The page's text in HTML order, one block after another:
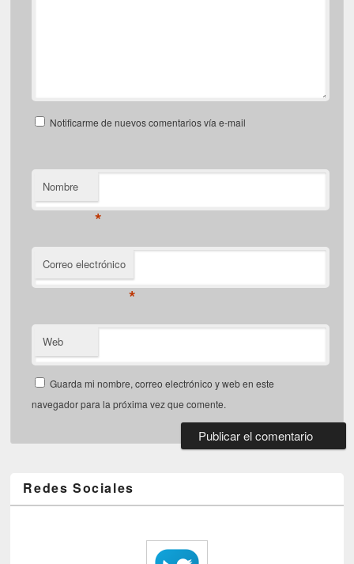
Notificarme de nuevos comentarios vía e-mail
Nombre
*
Correo electrónico
*
Web
Guarda mi nombre, correo electrónico y web en este
navegador para la próxima vez que comente.
Redes Sociales